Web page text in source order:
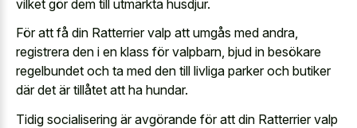
vilket gör dem till utmärkta husdjur.
För att få din Ratterrier valp att umgås med andra,
registrera den i en klass för valpbarn, bjud in besökare
regelbundet och ta med den till livliga parker och butiker
där det är tillåtet att ha hundar.
Tidig socialisering är avgörande för att din Ratterrier valp